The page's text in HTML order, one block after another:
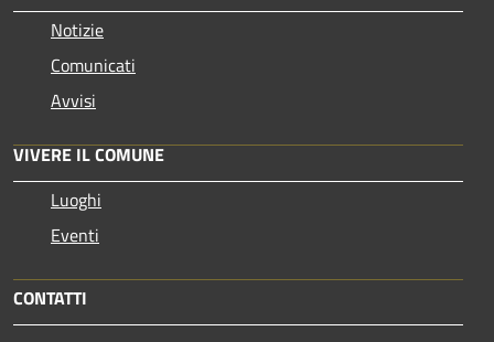
Notizie
Comunicati
Avvisi
VIVERE IL COMUNE
Luoghi
Eventi
CONTATTI